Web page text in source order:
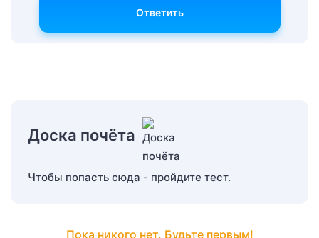
Ответить
Доска почёта
Чтобы попасть сюда - пройдите тест.
Пока никого нет. Будьте первым!